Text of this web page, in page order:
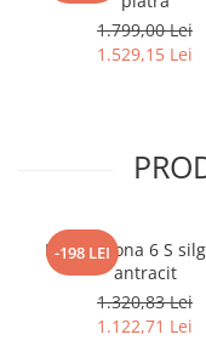
1.799,00 Lei
1.529,15 Lei
-198 LEI
Blanco Sona 6 S
antracit
1.320,83 Lei
1.122,71 Lei